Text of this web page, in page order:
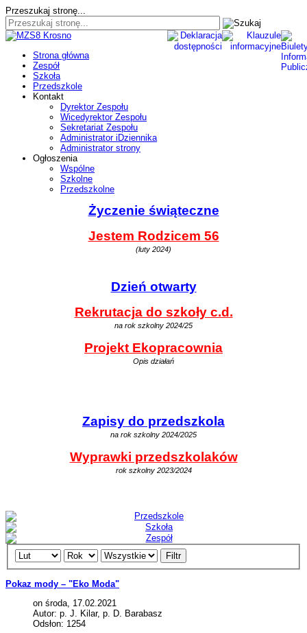
Przeszukaj stronę...
Strona główna
Zespół
Szkoła
Przedszkole
Kontakt
Dyrektor Zespołu
Wicedyrektor Zespołu
Sekretariat Zespołu
Administrator iDziennika
Administrator strony
Ogłoszenia
Wspólne
Szkolne
Przedszkolne
Życzenie świąteczne
Jestem Rodzicem 56
(luty 2024)
Dzień otwarty
Rekrutacja do szkoły c.d.
na rok szkolny 2024/25
Projekt Ekopracownia
Opis działań
Zapisy do przedszkola
na rok szkolny 2024/2025
Wyprawki przedszkolaków
rok szkolny 2023/2024
Filtr
Pokaz mody – "Eko Moda"
on środa, 17.02.2021
Autor: p. J. Kilar, p. D. Barabasz
Odsłon: 1254